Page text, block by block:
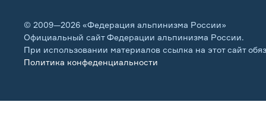
© 2009—2026 «Федерация альпинизма России»
Официальный сайт Федерации альпинизма России.
При использовании материалов ссылка на этот сайт
Политика конфеденциальности